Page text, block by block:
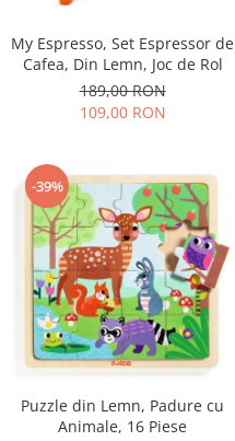
My Espresso, Set Espressor de
Cafea, Din Lemn, Joc de Rol
189,00 RON
109,00 RON
-39%
Puzzle din Lemn, Padure cu
Animale, 16 Piese